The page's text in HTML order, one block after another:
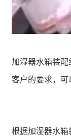
加湿器水箱装配
客户的要求，可
根据加湿器水箱